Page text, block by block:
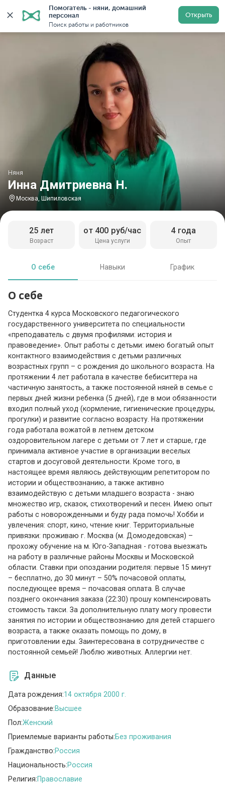
Помогатель - няни, домашний
персонал
Поиск работы и работников
Открыть
Главная Няни Няни в Москве Няни у метро
Инна Дмитриевна Н.
Няня
Москва, Шипиловская
Возраст
25 лет
Цена услуги
от 400 руб/час
Опыт
4 года
О себе Навыки График
О себе
Студентка 4 курса Московского педагогического
государственного университета по специальности
«преподаватель с двумя профилями: история и
правоведение». Опыт работы с детьми: имею богатый опыт
контактного взаимодействия с детьми различных
возрастных групп – с рождения до школьного возраста. На
протяжении 4 лет работала в качестве бебиситтера на
частичную занятость, а также постоянной няней в семье с
первых дней жизни ребенка (5 дней), где в мои обязанности
входил полный уход (кормление, гигиенические процедуры,
прогулки) и развитие согласно возрасту. На протяжении
года работала вожатой в летнем детском
оздоровительном лагере с детьми от 7 лет и старше, где
принимала активное участие в организации веселых
стартов и досуговой деятельности. Кроме того, в
настоящее время являюсь действующим репетитором по
истории и обществознанию, а также активно
взаимодействую с детьми младшего возраста - знаю
множество игр, сказок, стихотворений и песен. Имею опыт
работы с новорожденными и буду рада помочь! Хобби и
увлечения: спорт, кино, чтение книг. Территориальные
привязки: проживаю г. Москва (м. Домодедовская) –
прохожу обучение на м. Юго-Западная - готова выезжать
на работу в различные районы Москвы и Московской
области. Ставки при опоздании родителя: первые 15 минут
– бесплатно, до 30 минут – 50% почасовой оплаты,
последующее время – почасовая оплата. В случае
позднего окончания заказа (22:30) прошу компенсировать
стоимость такси. За дополнительную плату могу провести
занятия по истории и обществознанию для детей старшего
возраста, а также оказать помощь по дому, в
приготовлении еды. Заинтересована в сотрудничестве с
постоянной семьей! Люблю животных. Аллергии нет.
Данные
Дата рождения:14 октября 2000 г.
Образование:Высшее
Пол:Женский
Приемлемые варианты работы:Без проживания
Гражданство:Россия
Национальность:Россия
Религия:Православие